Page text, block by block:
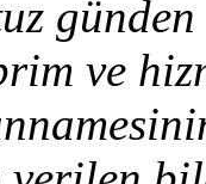
günden
ve